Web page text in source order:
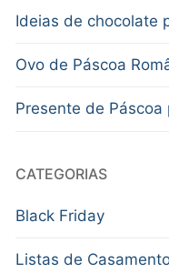
Ideias de chocolate
Ovo de Páscoa
Presente de
CATEGORIAS
Black Friday
Listas de